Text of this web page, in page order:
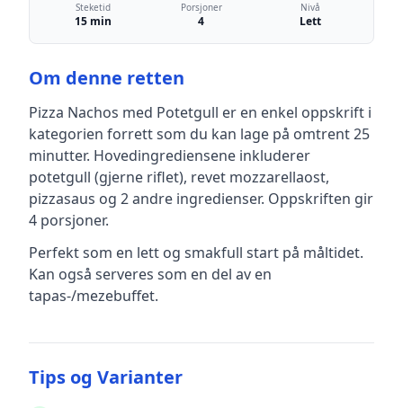
Steketid
15 min
Porsjoner
4
Nivå
Lett
Om denne retten
Pizza Nachos med Potetgull er en enkel oppskrift i
kategorien forrettsom du kan lage på omtrent 25
minutter. Hovedingrediensene inkluderer
potetgull (gjerne riflet), revet mozzarellaost,
pizzasaus og 2 andre ingredienser. Oppskriften gir
4 porsjoner.
Perfekt som en lett og smakfull start på måltidet.
Kan også serveres som en del av en
tapas-/mezebuffet.
Tips og Varianter